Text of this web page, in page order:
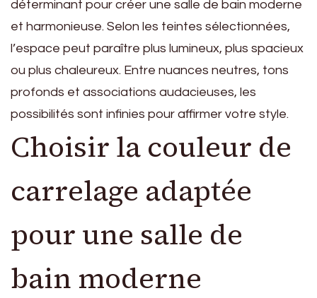
déterminant pour créer une salle de bain moderne
et harmonieuse. Selon les teintes sélectionnées,
l’espace peut paraître plus lumineux, plus spacieux
ou plus chaleureux. Entre nuances neutres, tons
profonds et associations audacieuses, les
possibilités sont infinies pour affirmer votre style.
Choisir la couleur de
carrelage adaptée
pour une salle de
bain moderne